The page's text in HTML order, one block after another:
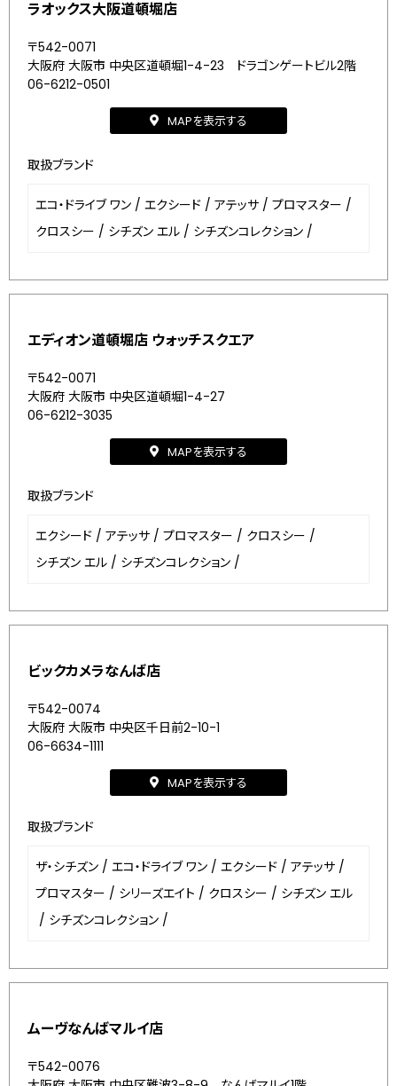
ラオックス大阪道頓堀店
〒542-0071
大阪府 大阪市 中央区道頓堀1-4-23 ドラゴンゲートビル2階
06-6212-0501
MAPを表示する
取扱ブランド
エコ・ドライブ ワン / エクシード / アテッサ / プロマスター /
クロスシー / シチズン エル / シチズンコレクション /
エディオン道頓堀店 ウォッチスクエア
〒542-0071
大阪府 大阪市 中央区道頓堀1-4-27
06-6212-3035
MAPを表示する
取扱ブランド
エクシード / アテッサ / プロマスター / クロスシー /
シチズン エル / シチズンコレクション /
ビックカメラなんば店
〒542-0074
大阪府 大阪市 中央区千日前2-10-1
06-6634-1111
MAPを表示する
取扱ブランド
ザ・シチズン / エコ・ドライブ ワン / エクシード / アテッサ /
プロマスター / シリーズエイト / クロスシー / シチズン エル
/ シチズンコレクション /
ムーヴなんばマルイ店
〒542-0076